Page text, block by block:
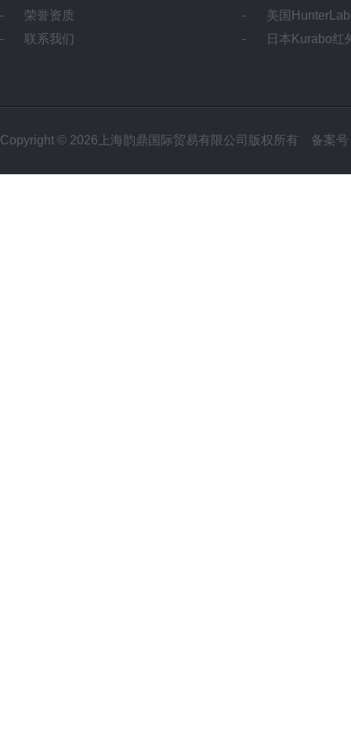
荣誉资质
联系我们
美国
日本Kurabo红
Copyright © 2026上海韵鼎国际贸易有限公司版权所有 备案